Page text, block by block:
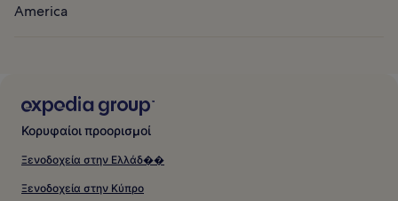
America
Κορυφαίοι προορισμοί
Ξενοδοχεία στην Ελλάδ��
Ξενοδοχεία στην Κύπρο